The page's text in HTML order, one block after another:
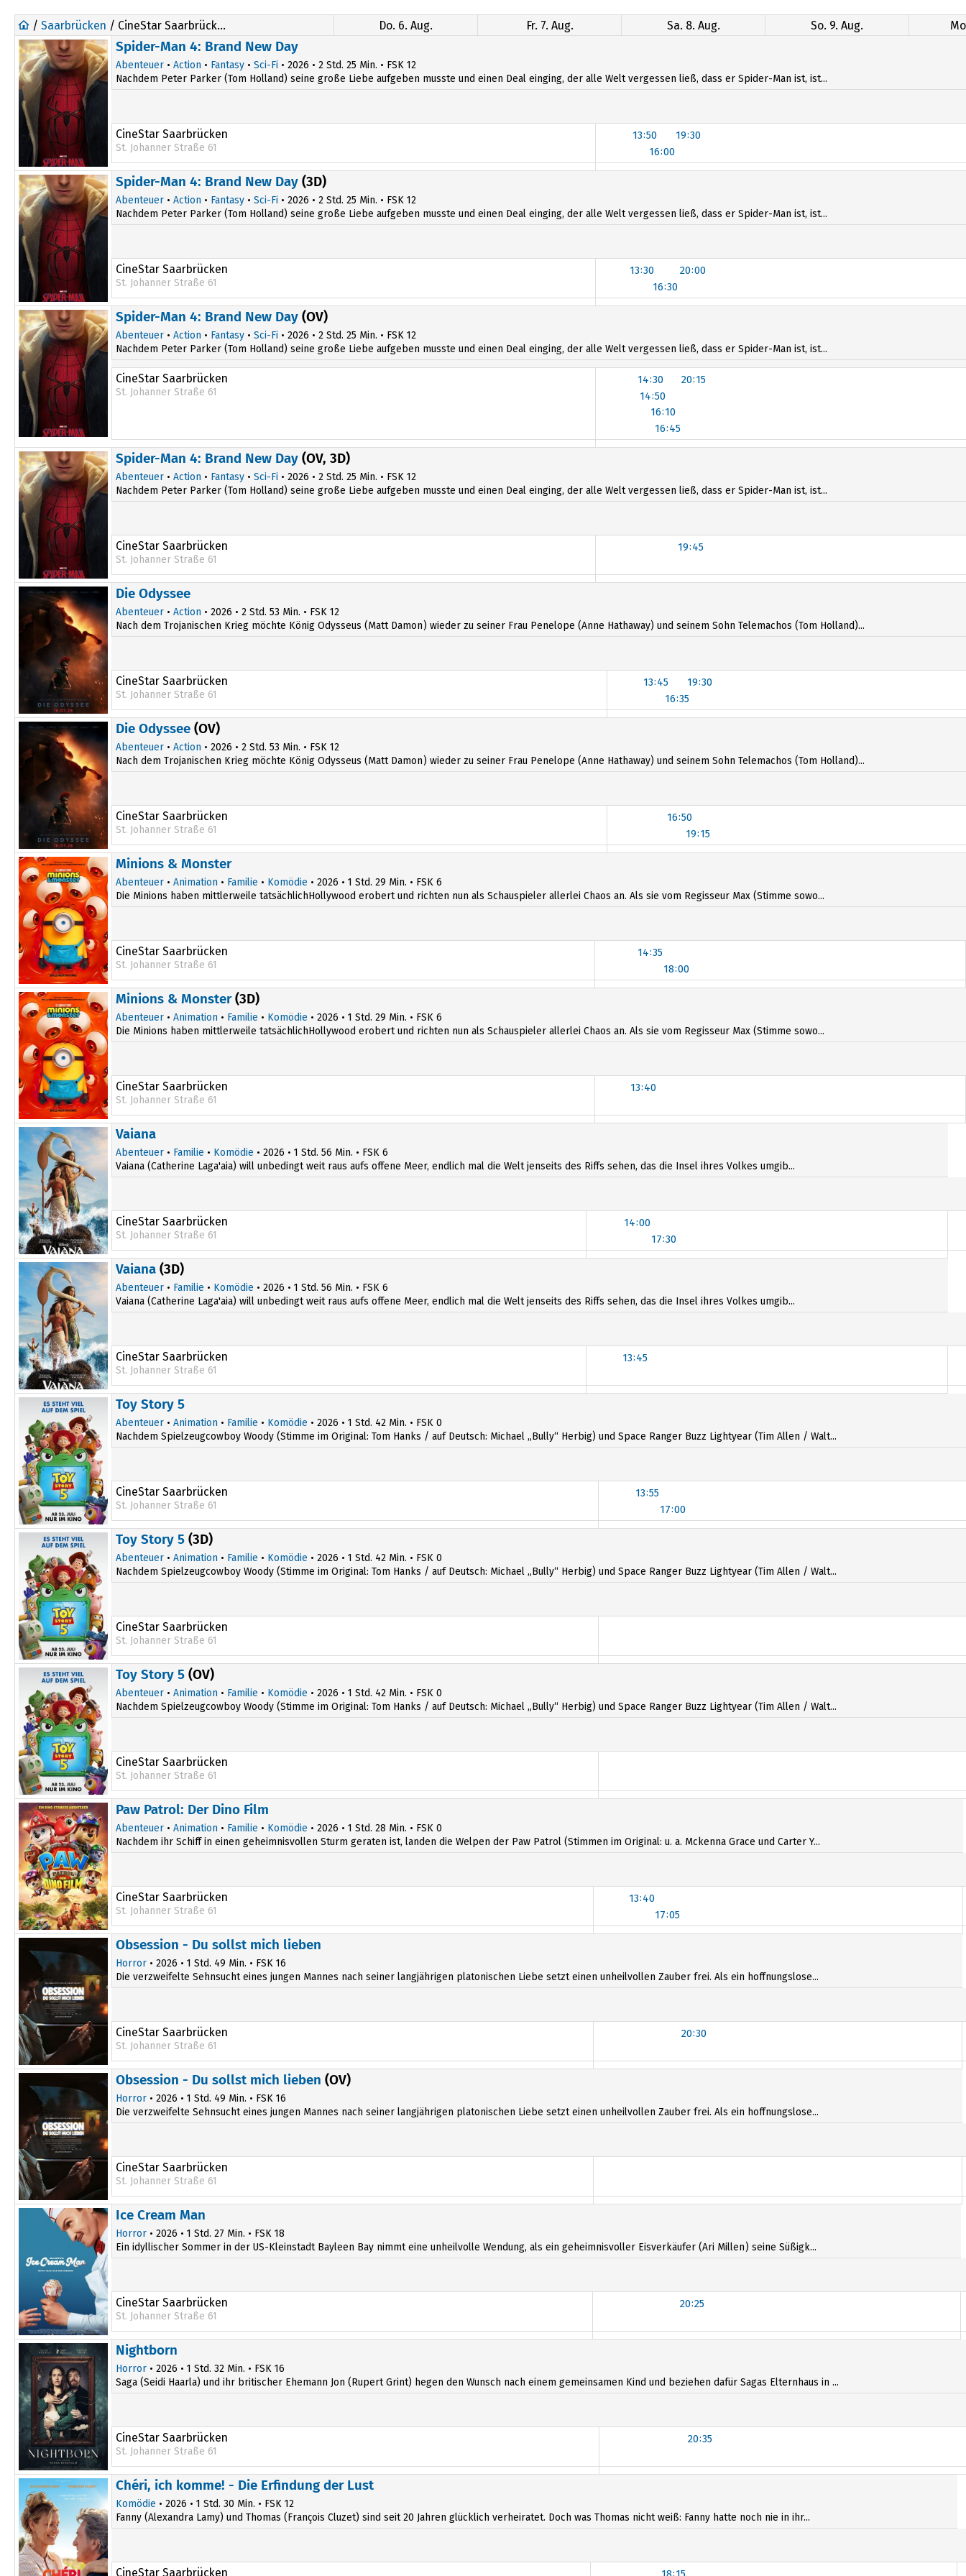
/ Saarbrücken / CineStar Saarbrücken Do. 6. Aug. Fr. 7. Aug. Sa. 8. Aug. So. 9. Aug.
Spider-Man 4: Brand New Day
Abenteuer • Action • Fantasy • Sci-Fi • 2026 • 2 Std. 25 Min. • FSK 12
Nachdem Peter Parker (Tom Holland) seine große Liebe aufgeben musste und einen Deal einging, der alle Welt vergessen ließ, dass er Spider-Man ist, ist...
CineStar Saarbrücken
St. Johanner Straße 61
13:50
16:00
19:30
13:30
19:30
13:50
19:30
Spider-Man 4: Brand New Day (3D)
Abenteuer • Action • Fantasy • Sci-Fi • 2026 • 2 Std. 25 Min. • FSK 12
Nachdem Peter Parker (Tom Holland) seine große Liebe aufgeben musste und einen Deal einging, der alle Welt vergessen ließ, dass er Spider-Man ist, ist...
CineStar Saarbrücken
St. Johanner Straße 61
13:30
16:30
20:00
14:00
20:00
13:30
20:00
Spider-Man 4: Brand New Day (OV)
Abenteuer • Action • Fantasy • Sci-Fi • 2026 • 2 Std. 25 Min. • FSK 12
Nachdem Peter Parker (Tom Holland) seine große Liebe aufgeben musste und einen Deal einging, der alle Welt vergessen ließ, dass er Spider-Man ist, ist...
CineStar Saarbrücken
St. Johanner Straße 61
14:30
14:50
16:10
16:45
20:15
14:30
16:10
17:10
20:15
13:30
16:35
20:15
Spider-Man 4: Brand New Day (OV, 3D)
Abenteuer • Action • Fantasy • Sci-Fi • 2026 • 2 Std. 25 Min. • FSK 12
Nachdem Peter Parker (Tom Holland) seine große Liebe aufgeben musste und einen Deal einging, der alle Welt vergessen ließ, dass er Spider-Man ist, ist...
CineStar Saarbrücken
St. Johanner Straße 61
19:45
19:45 19:45
Die Odyssee
Abenteuer • Action • 2026 • 2 Std. 53 Min. • FSK 12
Nach dem Trojanischen Krieg möchte König Odysseus (Matt Damon) wieder zu seiner Frau Penelope (Anne Hathaway) und seinem Sohn Telemachos (Tom Holland)...
CineStar Saarbrücken
St. Johanner Straße 61
13:45
16:35
19:30
13:35
19:30
13:35
19:30
Die Odyssee (OV)
Abenteuer • Action • 2026 • 2 Std. 53 Min. • FSK 12
Nach dem Trojanischen Krieg möchte König Odysseus (Matt Damon) wieder zu seiner Frau Penelope (Anne Hathaway) und seinem Sohn Telemachos (Tom Holland)...
CineStar Saarbrücken
St. Johanner Straße 61
16:50
19:15
16:50
16:50
Minions & Monster
Abenteuer • Animation • Familie • Komödie • 2026 • 1 Std. 29 Min. • FSK 6
Die Minions haben mittlerweile tatsächlichHollywood erobert und richten nun als Schauspieler allerlei Chaos an. Als sie vom Regisseur Max (Stimme sowo...
CineStar Saarbrücken
St. Johanner Straße 61
14:35
18:00
14:35
14:35
Minions & Monster(3D)
Abenteuer • Animation • Familie • Komödie • 2026 • 1 Std. 29 Min. • FSK 6
Die Minions haben mittlerweile tatsächlichHollywood erobert und richten nun als Schauspieler allerlei Chaos an. Als sie vom Regisseur Max (Stimme sowo...
CineStar Saarbrücken
St. Johanner Straße 61
13:40
13:40 13:40
Vaiana
Abenteuer • Familie • Komödie • 2026 • 1 Std. 56 Min. • FSK 6
Vaiana (Catherine Laga'aia) will unbedingt weit raus aufs offene Meer, endlich mal die Welt jenseits des Riffs sehen, das die Insel ihres Volkes umgib...
CineStar Saarbrücken
St. Johanner Straße 61
14:00
17:30
14:00
17:30
14:00
Vaiana (3D)
Abenteuer • Familie • Komödie • 2026 • 1 Std. 56 Min. • FSK 6
Vaiana (Catherine Laga'aia) will unbedingt weit raus aufs offene Meer, endlich mal die Welt jenseits des Riffs sehen, das die Insel ihres Volkes umgib...
CineStar Saarbrücken
St. Johanner Straße 61
13:45
13:45 13:45
Toy Story 5
Abenteuer • Animation • Familie • Komödie • 2026 • 1 Std. 42 Min. • FSK 0
Nachdem Spielzeugcowboy Woody (Stimme im Original: Tom Hanks / auf Deutsch: Michael „Bully“ Herbig) und Space Ranger Buzz Lightyear (Tim Allen / Walt...
CineStar Saarbrücken
St. Johanner Straße 61
13:55
17:00
13:55
17:00
13:55
Toy Story 5 (3D)
Abenteuer • Animation • Familie • Komödie • 2026 • 1 Std. 42 Min. • FSK 0
Nachdem Spielzeugcowboy Woody (Stimme im Original: Tom Hanks / auf Deutsch: Michael „Bully“ Herbig) und Space Ranger Buzz Lightyear (Tim Allen / Walt...
CineStar Saarbrücken
St. Johanner Straße 61
Toy Story 5 (OV)
Abenteuer • Animation • Familie • Komödie • 2026 • 1 Std. 42 Min. • FSK 0
Nachdem Spielzeugcowboy Woody (Stimme im Original: Tom Hanks / auf Deutsch: Michael „Bully“ Herbig) und Space Ranger Buzz Lightyear (Tim Allen / Walt...
CineStar Saarbrücken
St. Johanner Straße 61
Paw Patrol: Der Dino Film
Abenteuer • Animation • Familie • Komödie • 2026 • 1 Std. 28 Min. • FSK 0
Nachdem ihr Schiff in einen geheimnisvollen Sturm geraten ist, landen die Welpen der Paw Patrol (Stimmen im Original: u. a. Mckenna Grace und Carter Y...
CineStar Saarbrücken
St. Johanner Straße 61
13:40
17:05
13:40
13:40
Obsession - Du sollst mich lieben
Horror • 2026 • 1 Std. 49 Min. • FSK 16
Die verzweifelte Sehnsucht eines jungen Mannes nach seiner langjährigen platonischen Liebe setzt einen unheilvollen Zauber frei. Als ein hoffnungslose...
CineStar Saarbrücken
St. Johanner Straße 61
20:30
20:30 20:30
Obsession - Du sollst mich lieben (OV)
Horror • 2026 • 1 Std. 49 Min. • FSK 16
Die verzweifelte Sehnsucht eines jungen Mannes nach seiner langjährigen platonischen Liebe setzt einen unheilvollen Zauber frei. Als ein hoffnungslose...
CineStar Saarbrücken
St. Johanner Straße 61
Ice Cream Man
Horror • 2026 • 1 Std. 27 Min. • FSK 18
Ein idyllischer Sommer in der US-Kleinstadt Bayleen Bay nimmt eine unheilvolle Wendung, als ein geheimnisvoller Eisverkäufer (Ari Millen) seine Süßigk...
CineStar Saarbrücken
St. Johanner Straße 61
20:25
20:25 20:45
Nightborn
Horror • 2026 • 1 Std. 32 Min. • FSK 16
Saga (Seidi Haarla) und ihr britischer Ehemann Jon (Rupert Grint) hegen den Wunsch nach einem gemeinsamen Kind und beziehen dafür Sagas Elternhaus in ...
CineStar Saarbrücken
St. Johanner Straße 61
20:35
20:35 20:35
Chéri, ich komme! - Die Erfindung der Lust
Komödie • 2026 • 1 Std. 30 Min. • FSK 12
Fanny (Alexandra Lamy) und Thomas (François Cluzet) sind seit 20 Jahren glücklich verheiratet. Doch was Thomas nicht weiß: Fanny hatte noch nie in ihr...
CineStar Saarbrücken